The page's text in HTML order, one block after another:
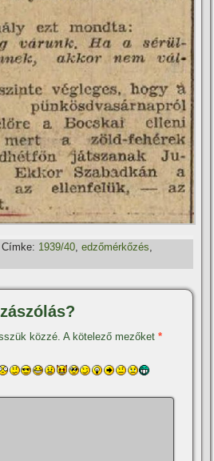
Címke: 1939/40,edzőmérkőzés,
közzé. A kötelező mezőket*